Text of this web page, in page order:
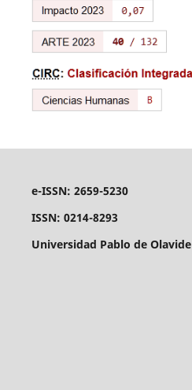
e-ISSN: 2659-5230
ISSN: 0214-8293
Universidad Pablo de Olavide